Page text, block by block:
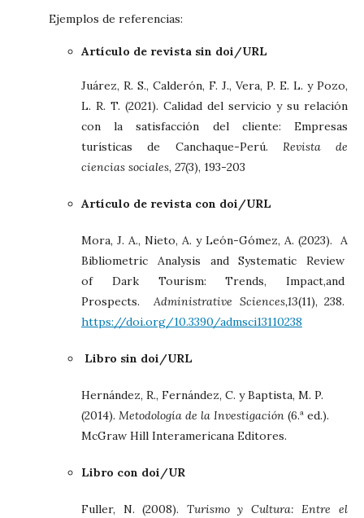
Ejemplos de referencias:
Artículo de revista sin doi/URL
Juárez, R. S., Calderón, F. J., Vera, P. E. L. y Pozo,
L. R. T. (2021). Calidad del servicio y su relación
con la satisfacción del cliente: Empresas
turísticas de Canchaque-Perú. Revista de
ciencias sociales, 27(3), 193-203
Artículo de revista con doi/URL
Mora, J. A., Nieto, A. y León-Gómez, A. (2023). A
Bibliometric Analysis and Systematic Review
of Dark Tourism: Trends, Impact,and
Prospects. Administrative Sciences,13(11), 238.
https://doi.org/10.3390/admsci13110238
Libro sin doi/URL
Hernández, R., Fernández, C. y Baptista, M. P.
(2014). Metodología de la Investigación (6.ª ed.).
McGraw Hill Interamericana Editores.
Libro con doi/UR
Fuller, N. (2008). Turismo y Cultura: Entre el